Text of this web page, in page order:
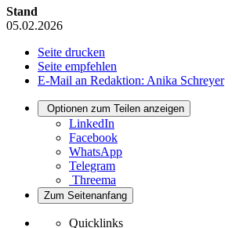
Stand
05.02.2026
Seite drucken
Seite empfehlen
E-Mail an Redaktion: Anika Schreyer
Optionen zum Teilen anzeigen
LinkedIn
Facebook
WhatsApp
Telegram
Threema
Zum Seitenanfang
Quicklinks